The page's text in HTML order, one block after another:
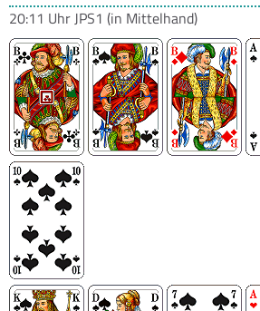
20:11 UhrJPS1 (in Mittelhand)